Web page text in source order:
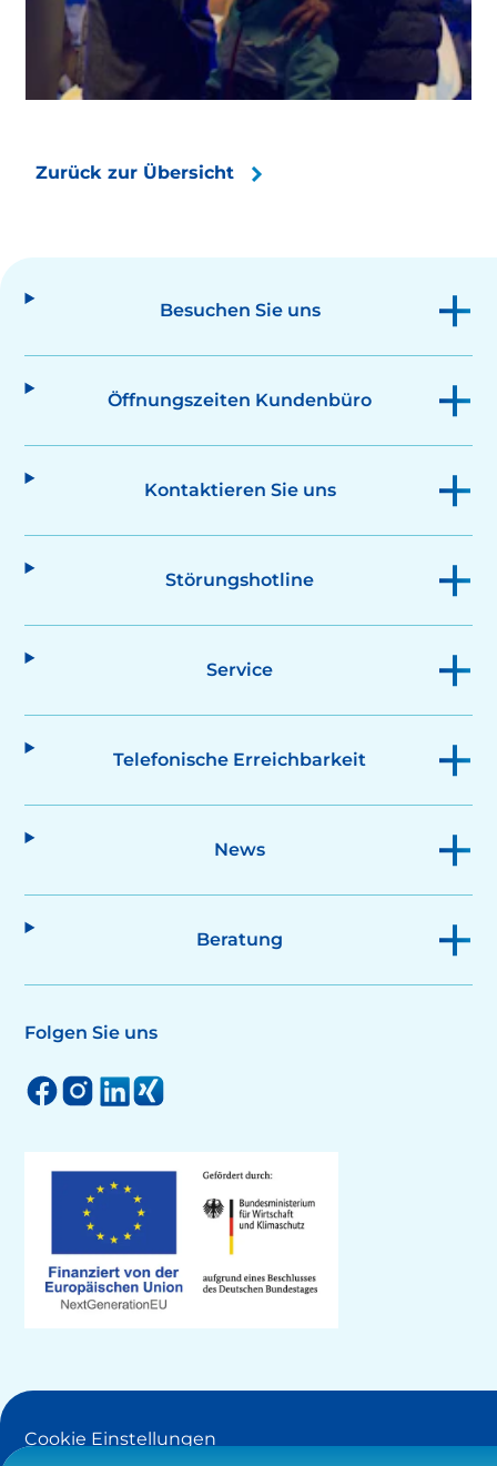
Zurück zur Übersicht
Besuchen Sie uns
Öffnungszeiten Kundenbüro
Kontaktieren Sie uns
Störungshotline
Service
Telefonische Erreichbarkeit
News
Beratung
Folgen Sie uns
Cookie Einstellungen